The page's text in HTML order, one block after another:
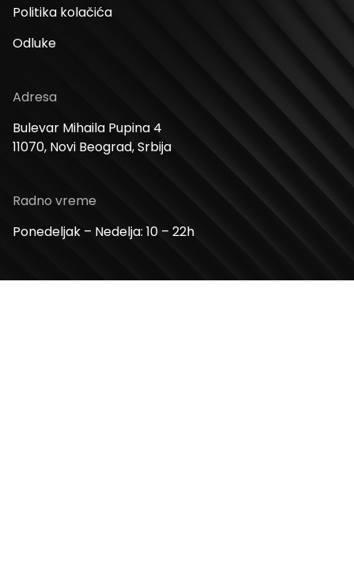
Politika kolačića
Odluke
Adresa
Bulevar Mihaila Pupina 4
11070, Novi Beograd, Srbija
Radno vreme
Ponedeljak – Nedelja: 10 – 22h
Kontakt telefon